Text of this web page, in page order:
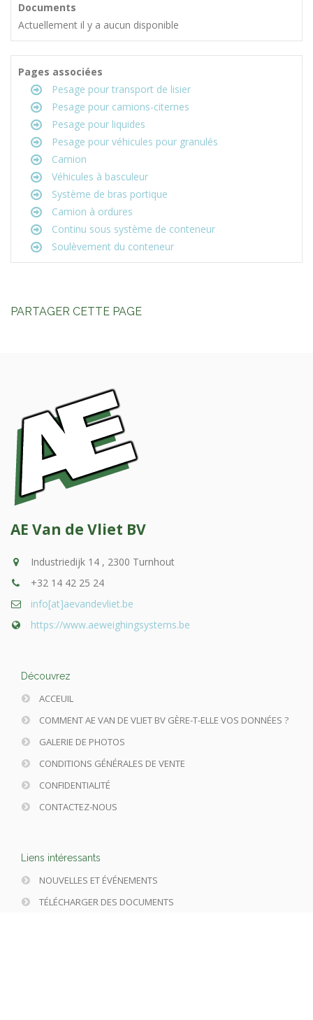
Documents
Actuellement il y a aucun disponible
Pages associées
Pesage pour transport de lisier
Pesage pour camions-citernes
Pesage pour liquides
Pesage pour véhicules pour granulés
Camion
Véhicules à basculeur
Système de bras portique
Camion à ordures
Continu sous système de conteneur
Soulèvement du conteneur
PARTAGER CETTE PAGE
AE Van de Vliet BV
Industriedijk 14 , 2300 Turnhout
+32 14 42 25 24
info[at]aevandevliet.be
https://www.aeweighingsystems.be
Découvrez
ACCEUIL
COMMENT AE VAN DE VLIET BV GÈRE-T-ELLE VOS DONNÉES ?
GALERIE DE PHOTOS
CONDITIONS GÉNÉRALES DE VENTE
CONFIDENTIALITÉ
CONTACTEZ-NOUS
Liens intéressants
NOUVELLES ET ÉVÉNEMENTS
TÉLÉCHARGER DES DOCUMENTS